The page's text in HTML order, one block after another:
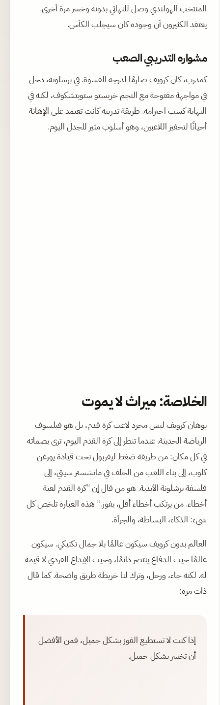
المنتخب الهولندي وصل للنهائي بدونه وخسر مرة أخرى.
يعتقد الكثيرون أن وجوده كان سيجلب الكأس.
مشواره التدريبي الصعب
كمدرب، كان كرويف صارمًا لدرجة القسوة. في برشلونة، دخل
في مواجهة مفتوحة مع النجم خريستو ستويتشكوف، لكنه في
النهاية كسب احترامه. طريقة تدريبه كانت تعتمد على الإهانة
أحيانًا لتحفيز اللاعبين، وهو أسلوب مثير للجدل اليوم.
الخلاصة: ميراث لا يموت
يوهان كرويف ليس مجرد لاعب كرة قدم، بل هو فيلسوف
الرياضة الحديثة. عندما تنظر إلى كرة القدم اليوم، ترى بصماته
في كل مكان: من طريقة ضغط ليفربول تحت قيادة يورغن
كلوب، إلى بناء اللعب من الخلف في مانشستر سيتي، إلى
فلسفة برشلونة الأبدية. هو من قال إن “كرة القدم لعبة
أخطاء. من يرتكب أخطاء أقل، يفوز.” هذه العبارة تلخص كل
شيء: الذكاء، البساطة، والجرأة.
العالم بدون كرويف سيكون عالمًا بلا جمال تكتيكي. سيكون
عالمًا حيث الدفاع ينتصر دائمًا، وحيث الإبداع الفردي لا قيمة
له. لكنه جاء، ورحل، وترك لنا خريطة طريق واضحة. كما قال
ذات مرة:
إذا كنت لا تستطيع الفوز بشكل جميل، فمن الأفضل
أن تخسر بشكل جميل.